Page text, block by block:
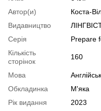
Автор(и)
Коста-
Видавництво
Серія
Prepare
Кількість
сторінок
160
Мова
Обкладинка
М'яка
Рік видання
2023